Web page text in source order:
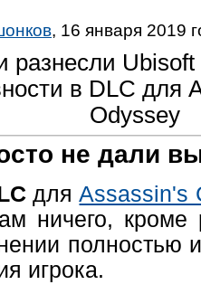
, 16 января 2019
не дали
дляAssassin's
ничего,
полностью
игрока.